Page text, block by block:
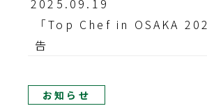
2025.09.19
「Top Chef in OSAKA
告
お知らせ